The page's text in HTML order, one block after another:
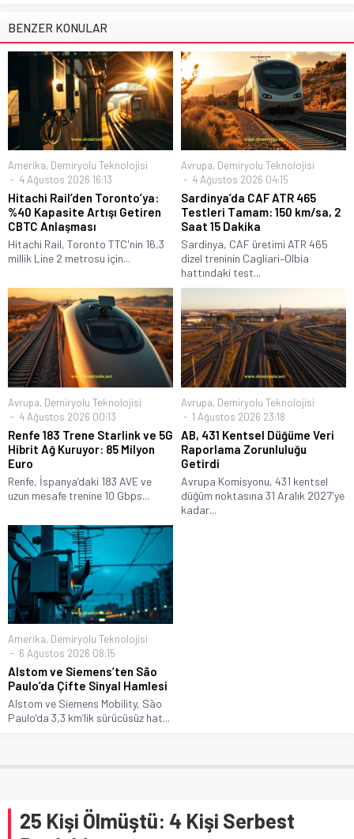
BENZER KONULAR
Amerika, Demiryolu Teknolojisi
4 Ağustos 2026 16:13
Hitachi Rail’den Toronto’ya:
%40 Kapasite Artışı Getiren
CBTC Anlaşması
Hitachi Rail, Toronto TTC'nin 16,3
millik Line 2 metrosu için...
Avrupa, Demiryolu Teknolojisi
4 Ağustos 2026 04:15
Sardinya’da CAF ATR 465
Testleri Tamam: 150 km/sa, 2
Saat 15 Dakika
Sardinya, CAF üretimi ATR 465
dizel treninin Cagliari–Olbia
hattındaki test...
Avrupa, Demiryolu Teknolojisi
4 Ağustos 2026 00:13
Renfe 183 Trene Starlink ve 5G
Hibrit Ağ Kuruyor: 85 Milyon
Euro
Renfe, İspanya’daki 183 AVE ve
uzun mesafe trenine 10 Gbps...
Avrupa, Demiryolu Teknolojisi
1 Ağustos 2026 23:18
AB, 431 Kentsel Düğüme Veri
Raporlama Zorunluluğu
Getirdi
Avrupa Komisyonu, 431 kentsel
düğüm noktasına 31 Aralık 2027'ye
kadar...
Amerika, Demiryolu Teknolojisi
6 Ağustos 2026 08:15
Alstom ve Siemens’ten São
Paulo’da Çifte Sinyal Hamlesi
Alstom ve Siemens Mobility, São
Paulo’da 3,3 km’lik sürücüsüz hat...
25 Kişi Ölmüştü: 4 Kişi Serbest